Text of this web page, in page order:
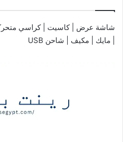
| مايك | مكيف | شاحن USB